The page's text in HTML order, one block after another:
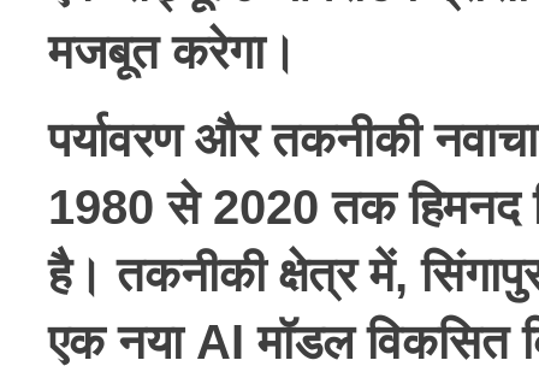
मजबूत करेगा।
पर्यावरण और तकनीकी
1980 से 2020 तक हिमनद
है। तकनीकी क्षेत्र में,
एक नया AI मॉडल विकसित